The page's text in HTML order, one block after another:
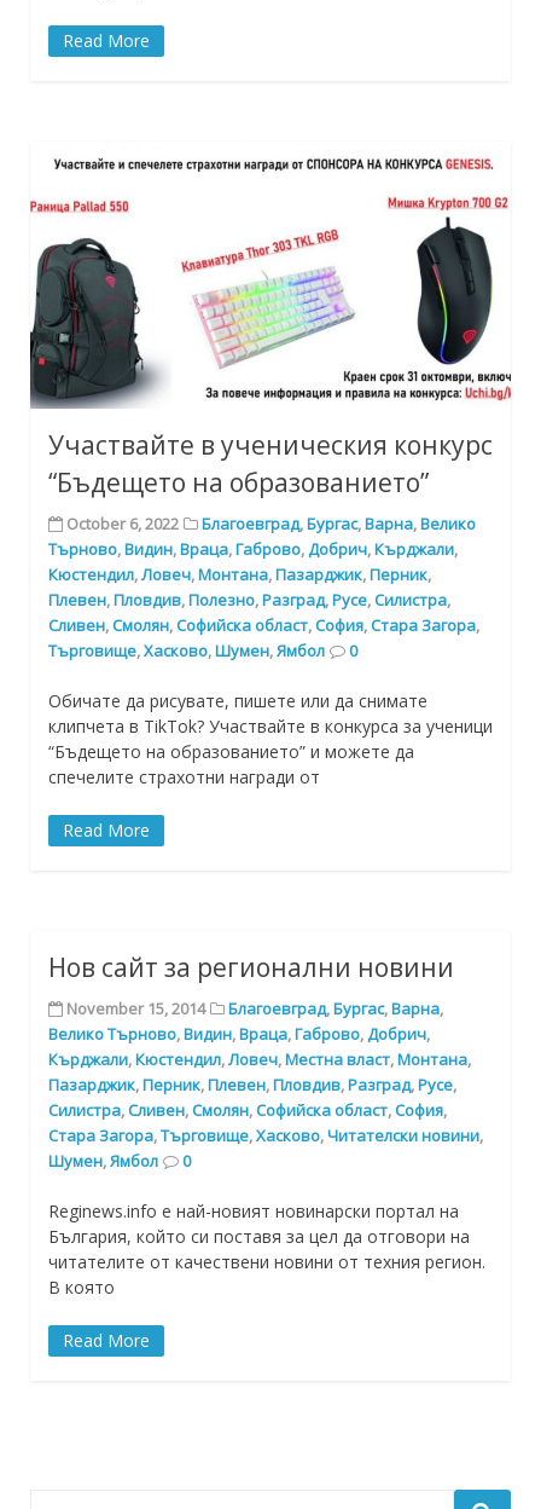
Read More
Участвайте в ученическия конкурс
“Бъдещето на образованието”
October 6, 2022 Благоевград,Бургас,Варна,Велико
Търново,Видин,Враца,Габрово,Добрич,Кърджали,
Кюстендил,Ловеч,Монтана,Пазарджик,Перник,
Плевен,Пловдив,Полезно,Разград,Русе,Силистра,
Сливен,Смолян,Софийска област,София,Стара Загора,
Търговище,Хасково,Шумен,Ямбол 0
Обичате да рисувате, пишете или да снимате
клипчета в TikTok? Участвайте в конкурса за ученици
“Бъдещето на образованието” и можете да
спечелите страхотни награди от
Read More
Нов сайт за регионални новини
November 15, 2014 Благоевград,Бургас,Варна,
Велико Търново,Видин,Враца,Габрово,Добрич,
Кърджали,Кюстендил,Ловеч,Местна власт,Монтана,
Пазарджик,Перник,Плевен,Пловдив,Разград,Русе,
Силистра,Сливен,Смолян,Софийска област,София,
Стара Загора,Търговище,Хасково,Читателски новини,
Шумен,Ямбол 0
Reginews.info е най-новият новинарски портал на
България, който си поставя за цел да отговори на
читателите от качествени новини от техния регион.
В която
Read More